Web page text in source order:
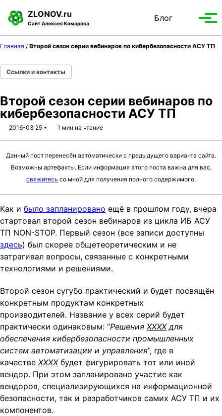
p
o
p
m
i
g
a
t
i
o
n
p
o
c
n
t
p
o
f
o
t
ZLONOV.ru
Сайт Алексея Комарова
Блог
Toggle
Главная / Второй сезон серии вебинаров по кибербезопасности АСУ ТП
Ссылки и контакты
Второй сезон серии вебинаров по
кибербезопасности АСУ ТП
2016-03 25 1 мин на чтение
Данный пост перенесён автоматически с предыдущего варианта сайта.
Возможны артефакты. Если информация этого поста важна для вас,
свяжитесь со мной для получения полного содержимого.
Как и было запланировано ещё в прошлом году, вчера
стартовал второй сезон вебинаров из цикла ИБ АСУ
ТП NON-STOP. Первый сезон (все записи доступны
здесь) был скорее общетеоретическим и не
затрагивал вопросы, связанные с конкретными
технологиями и решениями.
Второй сезон сугубо практический и будет посвящён
конкретным продуктам конкретных
производителей. Название у всех серий будет
практически одинаковым: “Решения XXXXдля
обеспечения кибербезопасности промышленных
систем автоматизации и управления”, где в
качестве XXXXбудет фигурировать тот или иной
вендор. При этом запланировано участие как
вендоров, специализирующихся на информационной
безопасности, так и разработчиков самих АСУ ТП и их
компонентов.